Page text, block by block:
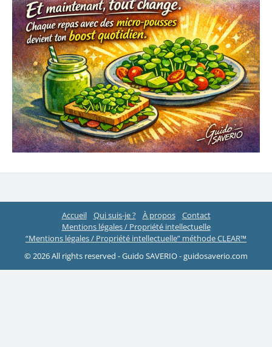
Accueil Qui suis-je ? À propos
Contact
Mentions légales / Propriété intellectuelle
“Mentions légales / Propriété intellectuelle” méthode CLEAR™
© 2026 All rights reserved - Guido SAVERIO - guidosaverio.com